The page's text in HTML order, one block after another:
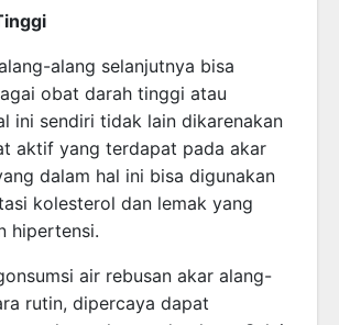
alang selanjutnya bisa
obat darah tinggi atau
ini sendiri tidak lain dikarenakan
aktif yang terdapat pada akar
dalam hal ini bisa digunakan
kolesterol dan lemak yang
hipertensi.
air rebusan akar alang-
rutin, dipercaya dapat